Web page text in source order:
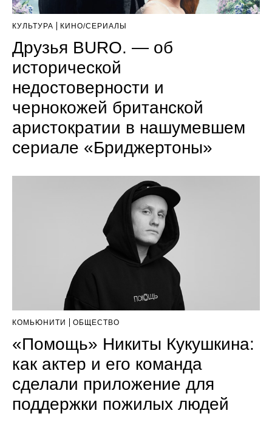
КУЛЬТУРА КИНО/СЕРИАЛЫ
Друзья BURO. — об
исторической
недостоверности и
чернокожей британской
аристократии в нашумевшем
сериале «Бриджертоны»
КОМЬЮНИТИ ОБЩЕСТВО
«Помощь» Никиты Кукушкина:
как актер и его команда
сделали приложение для
поддержки пожилых людей